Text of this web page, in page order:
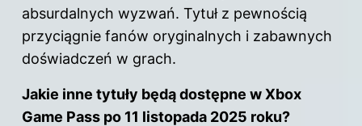
absurdalnych wyzwań. Tytuł z pewnością
przyciągnie fanów oryginalnych i zabawnych
doświadczeń w grach.
Jakie inne tytuły będą dostępne w Xbox
Game Pass po 11 listopada 2025 roku?